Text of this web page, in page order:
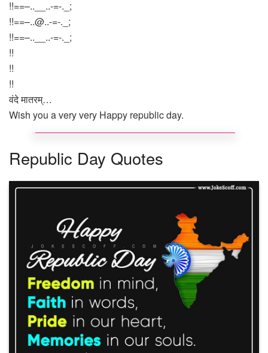
!!==–..__..-=-._;
!!==–..@..-=-._;
!!==–..__..-=-._;
!!
!!
!!
वंदे मातरम्…
Wish you a very very Happy republic day.
Republic Day Quotes